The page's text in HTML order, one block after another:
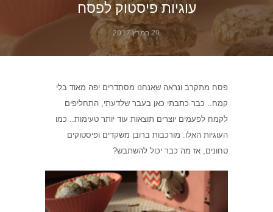
עוגיות פיסטוק לפסח
29 במרץ 2017
פסח מתקרב ונראה שאנחנו מסתדרים יפה מאוד בלי
קמח.. כבר כתבתי כאן בעבר שלדעתי, התחליפים
לקמח לפעמים יוצרים תוצאות עוד יותר טעימות.. כמו
העוגיות האלו. מורכבות ברובן משקדים ופיסטוקים
טחונים, אז מה כבר יכול להשתבש?